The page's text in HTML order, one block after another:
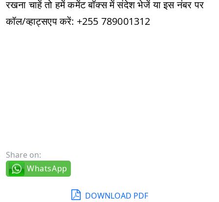
रखना चाहें तो हमें कमेंट बॉक्स में संदेश भेजें या इस नंबर पर
कॉल/व्हाट्सएप करें: +255 789001312
Share on:
WhatsApp
DOWNLOAD PDF